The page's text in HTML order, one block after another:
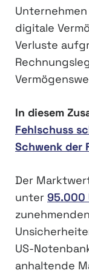
digitale
Verluste
In diesem
Fehlschuss
Schwenk der
Der
unter 95.000
US-
anhaltende